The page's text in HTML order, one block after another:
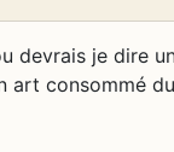
devrais je dire
art consommé